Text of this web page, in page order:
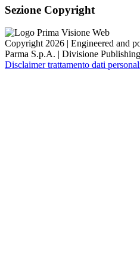
Sezione Copyright
Copyright 2026 | Engineered and
Parma S.p.A. | Divisione
Disclaimer trattamento dati